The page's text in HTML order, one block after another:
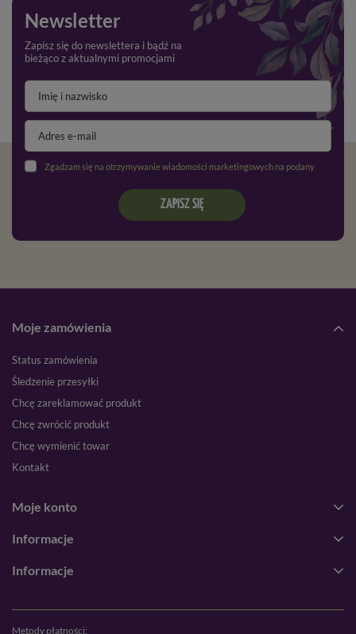
Newsletter
Zapisz się do newslettera i bądź na
bieżąco z aktualnymi promocjami
Zgadzam się na otrzymywanie wiadomości marketingowych na podany adres e-mail oraz przetwarzanie danych osobowych zgodnie z
ZAPISZ SIĘ
Moje zamówienia
Status zamówienia
Śledzenie przesyłki
Chcę zareklamować produkt
Chcę zwrócić produkt
Chcę wymienić towar
Kontakt
Moje konto
Informacje
Informacje
Metody płatności: